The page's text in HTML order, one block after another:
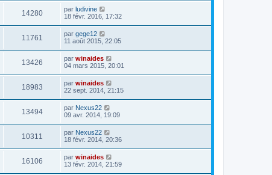
14280 par ludivine
18 févr. 2016, 17:32
11761 par gege12
11 août 2015, 22:05
13426 par winaides
04 mars 2015, 20:01
18983 par winaides
22 sept. 2014, 21:15
13494 par Nexus22
09 avr. 2014, 19:09
10311 par Nexus22
18 févr. 2014, 20:36
16106 par winaides
13 févr. 2014, 21:59